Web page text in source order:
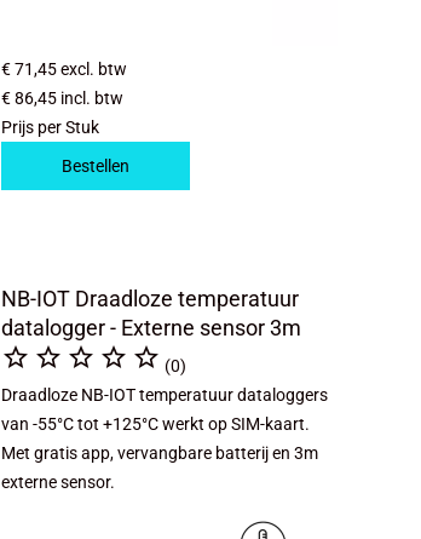
€ 71,45excl. btw
€ 86,45 incl. btw
Prijs per Stuk
Bestellen
NB-IOT Draadloze temperatuur
datalogger - Externe sensor 3m
     (0)
Draadloze NB-IOT temperatuur dataloggers
van -55°C tot +125°C werkt op SIM-kaart.
Met gratis app, vervangbare batterij en 3m
externe sensor.